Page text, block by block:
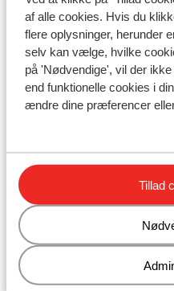
af alle cookies. Hvis du
flere oplysninger, herunder
selv kan vælge, hvilke
på 'Nødvendige', vil der
end funktionelle cookies i
ændre dine præferencer
Tillad
Skileje
Andre
Tirol Lodge
Sporthotel Hohe Salve -
Hotel Bichlingerhof